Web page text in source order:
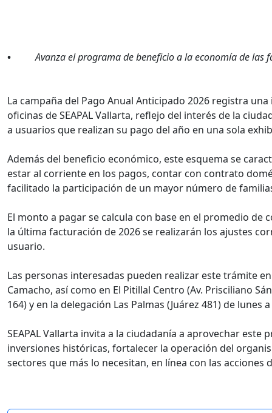
•Avanza el programa de beneficio a la economía de las
La campaña del Pago Anual Anticipado 2026 registra
oficinas de SEAPAL Vallarta, reflejo del interés de la
a usuarios que realizan su pago del año en una sola
Además del beneficio económico, este esquema se
estar al corriente en los pagos, contar con contrato
facilitado la participación de un mayor número de
El monto a pagar se calcula con base en el promedio
la última facturación de 2026 se realizarán los ajustes
usuario.
Las personas interesadas pueden realizar este trámite
Camacho, así como en El Pitillal Centro (Av. Prisciliano
164) y en la delegación Las Palmas (Juárez 481) de
SEAPAL Vallarta invita a la ciudadanía a aprovechar
inversiones históricas, fortalecer la operación del
sectores que más lo necesitan, en línea con las acciones